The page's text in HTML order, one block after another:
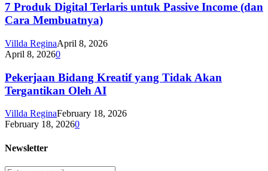
7 Produk Digital Terlaris untuk Passive Income (dan
Cara Membuatnya)
Villda ReginaApril 8, 2026
April 8, 20260
Pekerjaan Bidang Kreatif yang Tidak Akan
Tergantikan Oleh AI
Villda ReginaFebruary 18, 2026
February 18, 20260
Newsletter